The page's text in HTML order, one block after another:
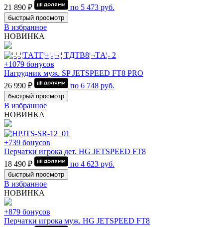
21 890 ₽
по 5 473 руб.
быстрый просмотр
В избранное
НОВИНКА
+1079 бонусов
Нагрудник муж. SP JETSPEED FT8 PRO
26 990 ₽
по 6 748 руб.
быстрый просмотр
В избранное
НОВИНКА
+739 бонусов
Перчатки игрока дет. HG JETSPEED FT8
18 490 ₽
по 4 623 руб.
быстрый просмотр
В избранное
НОВИНКА
+879 бонусов
Перчатки игрока муж. HG JETSPEED FT8